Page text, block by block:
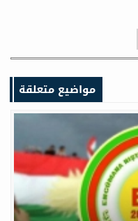
مواضيع متعلقة